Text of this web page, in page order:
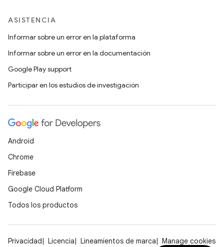
ASISTENCIA
Informar sobre un error en la plataforma
Informar sobre un error en la documentación
Google Play support
Participar en los estudios de investigación
Android
Chrome
Firebase
Google Cloud Platform
Todos los productos
Privacidad Licencia Lineamientos de marca Manage cookies